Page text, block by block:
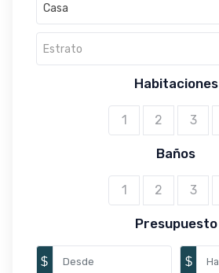
Casa
Estrato
Habitaciones
1 2 3
Baños
1 2 3
Presupuesto
$ $